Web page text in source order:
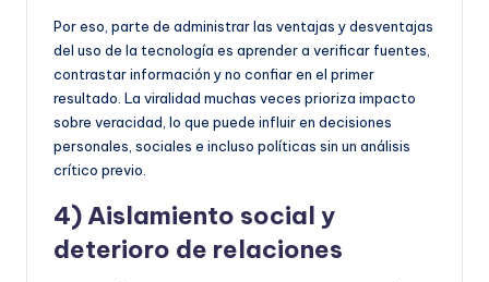
Por eso, parte de administrar las ventajas y desventajas
del uso de la tecnología es aprender a verificar fuentes,
contrastar información y no confiar en el primer
resultado. La viralidad muchas veces prioriza impacto
sobre veracidad, lo que puede influir en decisiones
personales, sociales e incluso políticas sin un análisis
crítico previo.
4) Aislamiento social y
deterioro de relaciones